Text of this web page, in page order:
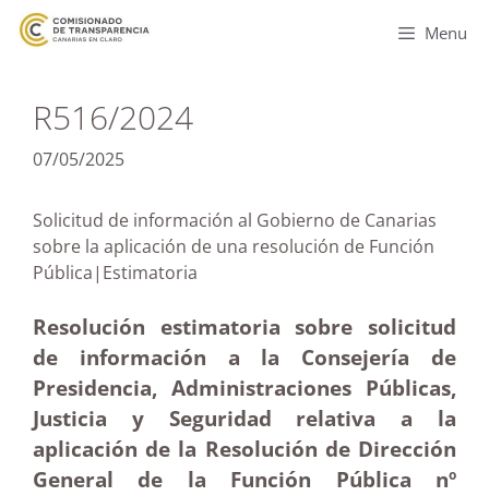
Menu
R516/2024
07/05/2025
Solicitud de información al Gobierno de Canarias
sobre la aplicación de una resolución de Función
Pública|Estimatoria
Resolución estimatoria sobre solicitud
de información a la Consejería de
Presidencia, Administraciones Públicas,
Justicia y Seguridad relativa a la
aplicación de la Resolución de Dirección
General de la Función Pública nº